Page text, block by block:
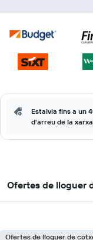
Estalvia fins a un
d'arreu de la
Ofertes de lloguer
Ofertes de lloguer de